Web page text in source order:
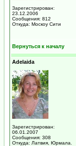
Зарегистрирован:
23.12.2006
Сообщения: 812
Откуда: Москоу Сити
Вернуться к началу
Adelaida
Зарегистрирован:
06.01.2007
Сообщения: 308
Откуда: Латвия, Юрмала.